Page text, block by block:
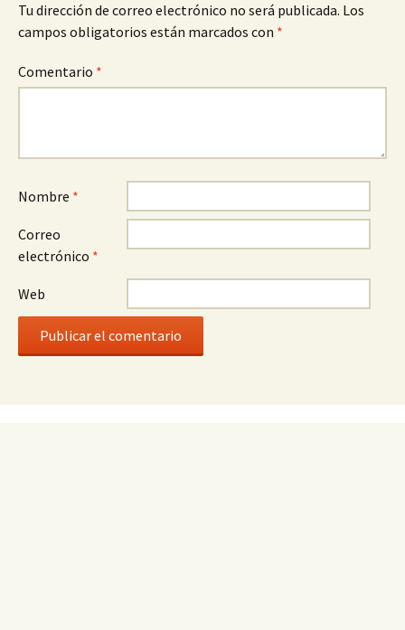
Tu dirección de correo electrónico no será publicada. Los
campos obligatorios están marcados con *
Comentario *
Nombre *
Correo
electrónico *
Web